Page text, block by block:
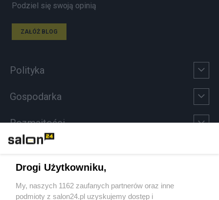
Podziel się swoją opinią
ZAŁÓŻ BLOG
Polityka
Gospodarka
Rozmaitości
Sport
Drogi Użytkowniku,
My, naszych 1162 zaufanych partnerów oraz inne
podmioty z salon24.pl uzyskujemy dostęp i